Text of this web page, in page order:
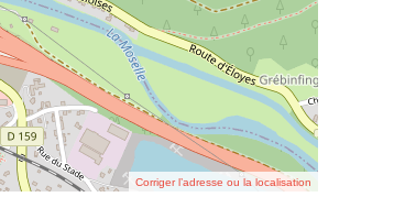
Corriger l’adresse ou la localisation